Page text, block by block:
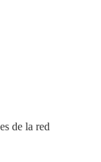
de la red